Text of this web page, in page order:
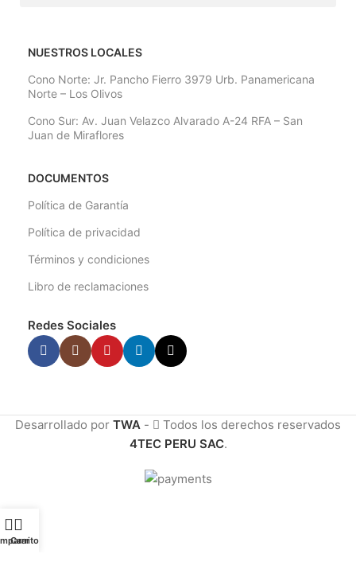
NUESTROS LOCALES
Cono Norte: Jr. Pancho Fierro 3979 Urb. Panamericana
Norte – Los Olivos
Cono Sur: Av. Juan Velazco Alvarado A-24 RFA – San
Juan de Miraflores
DOCUMENTOS
Política de Garantía
Política de privacidad
Términos y condiciones
Libro de reclamaciones
Redes Sociales
Desarrollado por TWA -
Todos los derechos reservados
4TEC PERU SAC.
Carrito